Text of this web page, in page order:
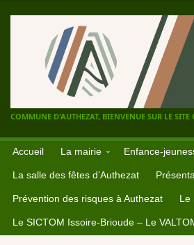
COMMUNE D'AUTHEZAT, BIENVENUE SUR LE SITE
Accueil La mairie Enfance-
La salle des fêtes d’Authezat
Prévention des risques à Authezat Le
Le SICTOM Issoire-Brioude – Le